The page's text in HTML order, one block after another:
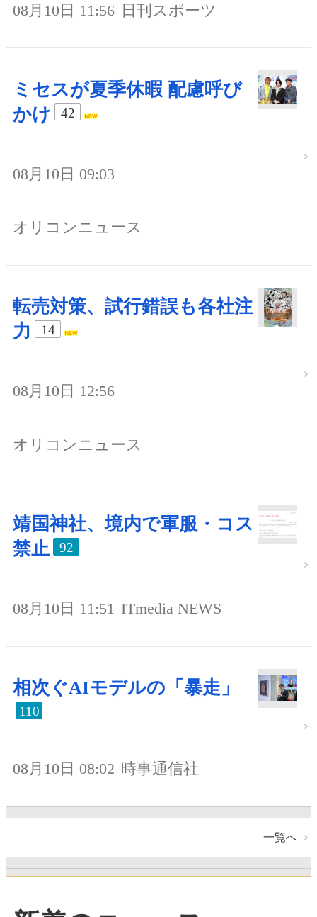
08月10日 11:56 日刊スポーツ
ミセスが夏季休暇 配慮呼び
かけ
42
08月10日 09:03
オリコンニュース
転売対策、試行錯誤も各社注
力
14
08月10日 12:56
オリコンニュース
靖国神社、境内で軍服・コス
禁止
92
08月10日 11:51 ITmedia NEWS
相次ぐAIモデルの「暴走」
110
08月10日 08:02 時事通信社
一覧へ